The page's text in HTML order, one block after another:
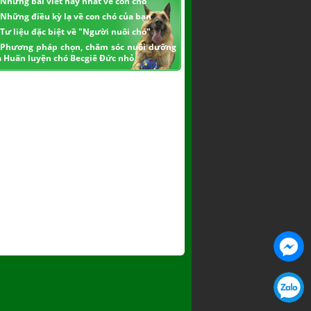
Những điều kỳ lạ về con chó của bạn
Tư liệu đặc biệt về "Người nuôi chó"
Phương pháp chọn, chăm sóc nuôi dưỡng
Huấn luyện chó Becgiê Đức nhỏ